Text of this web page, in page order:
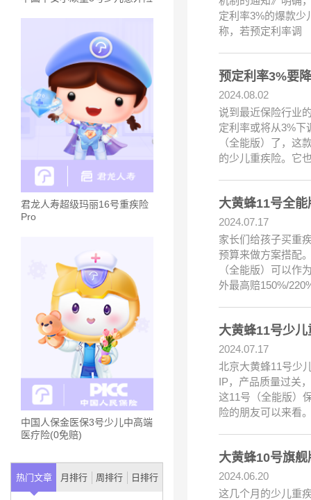
君龙人寿超级玛丽16号重疾险
Pro
中国人保金医保3号少儿中高端
医疗险(0免赔)
热门文章 月排行 周排行 日排行
定利率3%的爆款少
称，若预定利率调
预定利率3%要
2024.08.02
说到最近保险行业
定利率或将从3%下
（全能版）了，这
的少儿重疾险。它
大黄蜂11号全
2024.07.17
家长们给孩子买重
预算来做方案搭配
（全能版）可以作
外最高赔150%/
大黄蜂11号少
2024.07.17
北京大黄蜂11号少
IP，产品质量过关
这11号（全能版）
险的朋友可以来看
大黄蜂10号旗
2024.06.20
这几个月的少儿重